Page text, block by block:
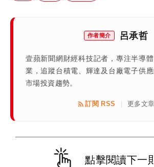
作者簡介 呂承哲
壹蘋新聞網財經科技記者，專注半導
業，追蹤台積電、輝達及台廠電子供
市場投資趨勢。
訂閱 RSS 更多文章
點擊閱讀下一